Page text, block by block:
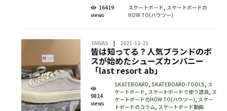
16419
views
スケートボード, スケートボードの
HOW TO(ハウツー)
TAIVAS 2021-12-21
皆は知ってる？人気ブランドのボ
スが始めたシューズカンパニー
「last resort ab」
9824
views
SKATEBOARD,SKATEBOARD-TOOLS, ス
ケートボード, スケートボードで使う道具, ス
ケートボードのHOW TO(ハウツー), スケー
トボードのコラム, スケートボード動画